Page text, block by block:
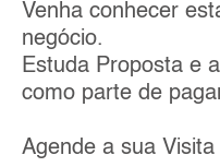
Venha conhecer
negócio.
Estuda Proposta e
como parte de
Agende a sua Visita